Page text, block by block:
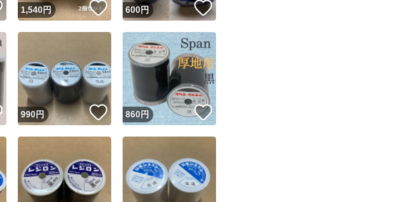
取引実績
このユーザーはYahoo!フリマの取引を完了させた実績があります
他フリマ実績◯+ このユーザーは他フリマサービスでの取引実績があります
スピード&安心発送
※このバッジは実績に基づく表示であり、発送を保証しているものではありません
スピード＆安心発送
このユーザーは高頻度で24時間以内＆設定した発送日数内に発送してい
ます
商品画像の無断転載は禁止 されています
1商品につき1回です
出品ページへ
いいね！
1,540円 いいね！
600円 いいね！
いいね！
990円 いいね！
860円 いいね！